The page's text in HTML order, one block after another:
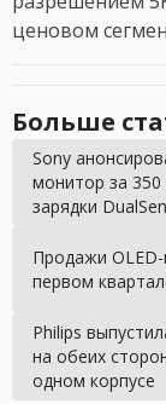
ценовом
Больше
Sony
монитор за
зарядки
Продажи
первом
Philips
на обеих
одном корпусе